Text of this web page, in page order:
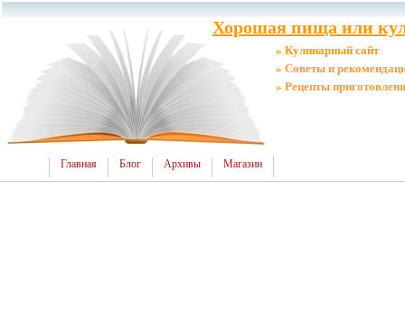
Хорошая пища или
» Кулинарный сайт
» Советы и
» Рецепты
Главная Блог Архивы Магазин